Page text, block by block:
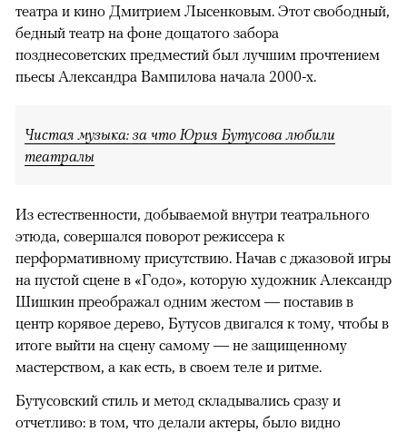
театра и кино Дмитрием Лысенковым. Этот свободный,
бедный театр на фоне дощатого забора
позднесоветских предместий был лучшим прочтением
пьесы Александра Вампилова начала 2000-х.
Чистая музыка: за что Юрия Бутусова любили
театралы
Из естественности, добываемой внутри театрального
этюда, совершался поворот режиссера к
перформативному присутствию. Начав с джазовой игры
на пустой сцене в «Годо», которую художник Александр
Шишкин преображал одним жестом — поставив в
центр корявое дерево, Бутусов двигался к тому, чтобы в
итоге выйти на сцену самому — не защищенному
мастерством, а как есть, в своем теле и ритме.
Бутусовский стиль и метод складывались сразу и
отчетливо: в том, что делали актеры, было видно